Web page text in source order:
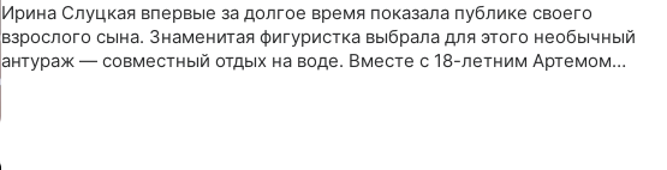
Ирина Слуцкая впервые за долгое время показала публике своего
взрослого сына. Знаменитая фигуристка выбрала для этого необычный
антураж — совместный отдых на воде. Вместе с 18-летним Артемом